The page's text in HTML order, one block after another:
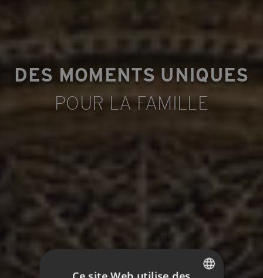
DES MOMENTS UNIQUES
POUR LA FAMILLE